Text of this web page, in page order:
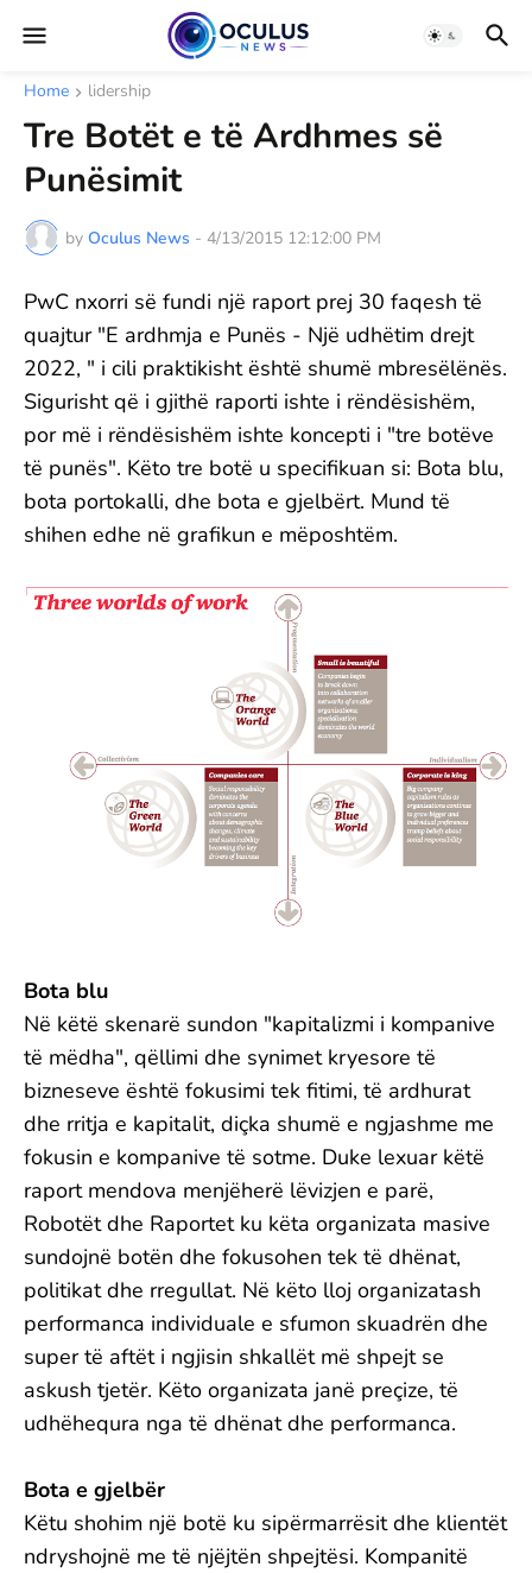
Home lidership
Tre Botët e të Ardhmes së
Punësimit
by Oculus News - 4/13/2015 12:12:00 PM
PwC nxorri së fundi një raport prej 30 faqesh të
quajtur "E ardhmja e Punës - Një udhëtim drejt
2022, " i cili praktikisht është shumë mbresëlënës.
Sigurisht që i gjithë raporti ishte i rëndësishëm,
por më i rëndësishëm ishte koncepti i "tre botëve
të punës". Këto tre botë u specifikuan si: Bota blu,
bota portokalli, dhe bota e gjelbërt. Mund të
shihen edhe në grafikun e mëposhtëm.
Bota blu
Në këtë skenarë sundon "kapitalizmi i kompanive
të mëdha", qëllimi dhe synimet kryesore të
bizneseve është fokusimi tek fitimi, të ardhurat
dhe rritja e kapitalit, diçka shumë e ngjashme me
fokusin e kompanive të sotme. Duke lexuar këtë
raport mendova menjëherë lëvizjen e parë,
Robotët dhe Raportet ku këta organizata masive
sundojnë botën dhe fokusohen tek të dhënat,
politikat dhe rregullat. Në këto lloj organizatash
performanca individuale e sfumon skuadrën dhe
super të aftët i ngjisin shkallët më shpejt se
askush tjetër. Këto organizata janë preçize, të
udhëhequra nga të dhënat dhe performanca.
Bota e gjelbër
Këtu shohim një botë ku sipërmarrësit dhe klientët
ndryshojnë me të njëjtën shpejtësi. Kompanitë